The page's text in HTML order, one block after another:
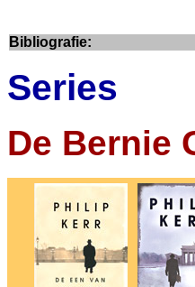
Bibliografie:
Series
De Bernie